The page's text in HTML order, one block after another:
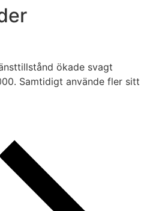
ökade svagt
Samtidigt använde fler sitt